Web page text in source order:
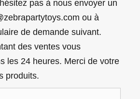
pas à nous envoyer un
ou à
de demande suivant.
des ventes vous
les 24 heures. Merci de votre
produits.